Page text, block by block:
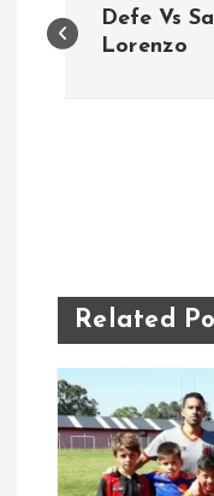
a
a
c
ó
Defe Vs
Lorenzo
Related